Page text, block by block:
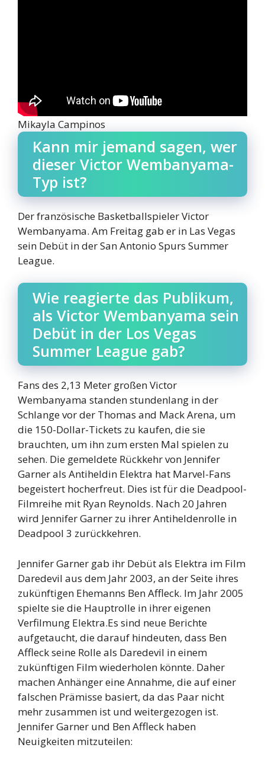
Mikayla Campinos
Kann mir jemand sagen, wer
dieser Victor Wembanyama-
Typ ist?
Der französische Basketballspieler Victor
Wembanyama. Am Freitag gab er in Las Vegas
sein Debüt in der San Antonio Spurs Summer
League.
Wie reagierte das Publikum,
als Victor Wembanyama sein
Debüt in der Los Vegas
Summer League gab?
Fans des 2,13 Meter großen Victor
Wembanyama standen stundenlang in der
Schlange vor der Thomas and Mack Arena, um
die 150-Dollar-Tickets zu kaufen, die sie
brauchten, um ihn zum ersten Mal spielen zu
sehen. Die gemeldete Rückkehr von Jennifer
Garner als Antiheldin Elektra hat Marvel-Fans
begeistert hocherfreut. Dies ist für die Deadpool-
Filmreihe mit Ryan Reynolds. Nach 20 Jahren
wird Jennifer Garner zu ihrer Antiheldenrolle in
Deadpool 3 zurückkehren.
Jennifer Garner gab ihr Debüt als Elektra im Film
Daredevil aus dem Jahr 2003, an der Seite ihres
zukünftigen Ehemanns Ben Affleck. Im Jahr 2005
spielte sie die Hauptrolle in ihrer eigenen
Verfilmung Elektra.Es sind neue Berichte
aufgetaucht, die darauf hindeuten, dass Ben
Affleck seine Rolle als Daredevil in einem
zukünftigen Film wiederholen könnte. Daher
machen Anhänger eine Annahme, die auf einer
falschen Prämisse basiert, da das Paar nicht
mehr zusammen ist und weitergezogen ist.
Jennifer Garner und Ben Affleck haben
Neuigkeiten mitzuteilen: